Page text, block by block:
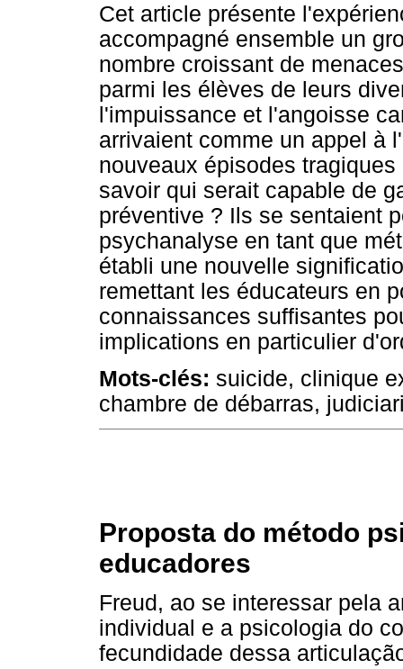
Cet article présente
accompagné ensemble un
nombre croissant de
parmi les élèves de leurs
l'impuissance et l'angoisse
arrivaient comme un appel à
nouveaux épisodes
savoir qui serait capable de
préventive ? Ils se sentaient
psychanalyse en tant que
établi une nouvelle
remettant les éducateurs en
connaissances suffisantes
implications en particulier
Mots-clés: suicide, clinique
chambre de débarras,
Proposta do método
educadores
Freud, ao se interessar pela
individual e a psicologia do
fecundidade dessa